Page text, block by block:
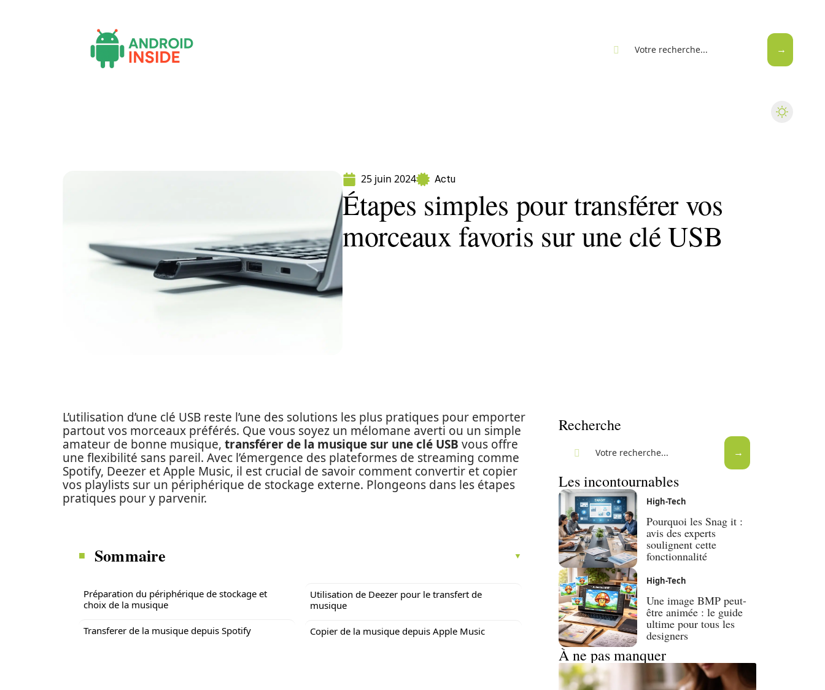
25 juin 2024 Actu
Étapes simples pour transférer vos
morceaux favoris sur une clé USB
L’utilisation d’une clé USB reste l’une des solutions les plus pratiques pour emporter
partout vos morceaux préférés. Que vous soyez un mélomane averti ou un simple
amateur de bonne musique, transférer de la musique sur une clé USB vous offre
une flexibilité sans pareil. Avec l’émergence des plateformes de streaming comme
Spotify, Deezer et Apple Music, il est crucial de savoir comment convertir et copier
vos playlists sur un périphérique de stockage externe. Plongeons dans les étapes
pratiques pour y parvenir.
Sommaire
Préparation du périphérique de stockage et
choix de la musique
Transferer de la musique depuis Spotify
Utilisation de Deezer pour le transfert de
musique
Copier de la musique depuis Apple Music
Recherche
Les incontournables
High-Tech
Pourquoi les Snag it :
avis des experts
soulignent cette
fonctionnalité
High-Tech
Une image BMP peut-
être animée : le guide
ultime pour tous les
designers
À ne pas manquer